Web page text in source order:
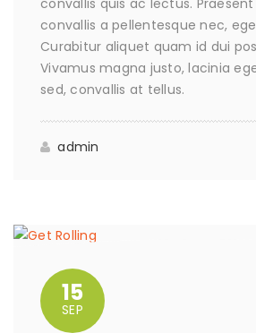
convallis quis ac lectus.
convallis a pellentesque nec,
Curabitur aliquet quam id dui
Vivamus magna justo, lacinia
sed, convallis at tellus.
admin
15
SEP